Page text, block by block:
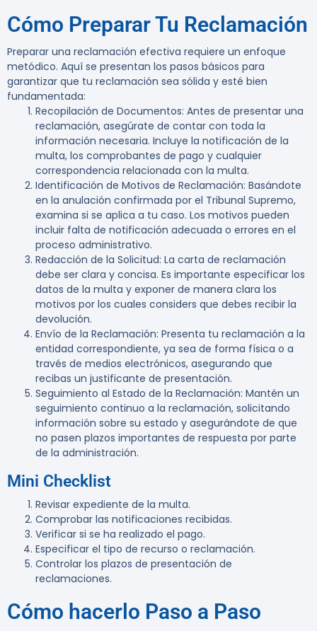
Cómo Preparar Tu Reclamación
Preparar una reclamación efectiva requiere un enfoque
metódico. Aquí se presentan los pasos básicos para
garantizar que tu reclamación sea sólida y esté bien
fundamentada:
Recopilación de Documentos: Antes de presentar una
reclamación, asegúrate de contar con toda la
información necesaria. Incluye la notificación de la
multa, los comprobantes de pago y cualquier
correspondencia relacionada con la multa.
Identificación de Motivos de Reclamación: Basándote
en la anulación confirmada por el Tribunal Supremo,
examina si se aplica a tu caso. Los motivos pueden
incluir falta de notificación adecuada o errores en el
proceso administrativo.
Redacción de la Solicitud: La carta de reclamación
debe ser clara y concisa. Es importante especificar los
datos de la multa y exponer de manera clara los
motivos por los cuales considers que debes recibir la
devolución.
Envío de la Reclamación: Presenta tu reclamación a la
entidad correspondiente, ya sea de forma física o a
través de medios electrónicos, asegurando que
recibas un justificante de presentación.
Seguimiento al Estado de la Reclamación: Mantén un
seguimiento continuo a la reclamación, solicitando
información sobre su estado y asegurándote de que
no pasen plazos importantes de respuesta por parte
de la administración.
Mini Checklist
Revisar expediente de la multa.
Comprobar las notificaciones recibidas.
Verificar si se ha realizado el pago.
Especificar el tipo de recurso o reclamación.
Controlar los plazos de presentación de
reclamaciones.
Cómo hacerlo Paso a Paso